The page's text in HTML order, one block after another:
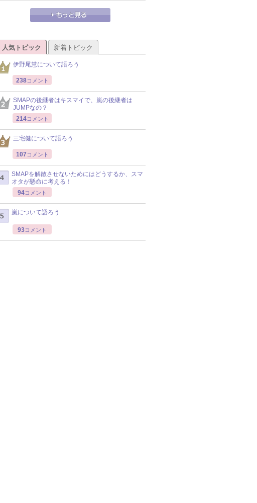
人気トピック 新着トピック
伊野尾慧について語ろう
238コメント
SMAPの後継者はキスマイで、嵐の後継者は
JUMPなの？
214コメント
三宅健について語ろう
107 コメント
SMAPを解散させないためにはどうするか、スマ
オタが懸命に考える！
94コメント
嵐について語ろう
93コメント